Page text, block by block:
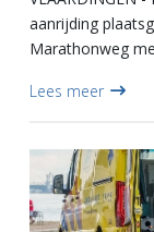
aanrijding
Marathonweg
naar de plaats
Lees meer